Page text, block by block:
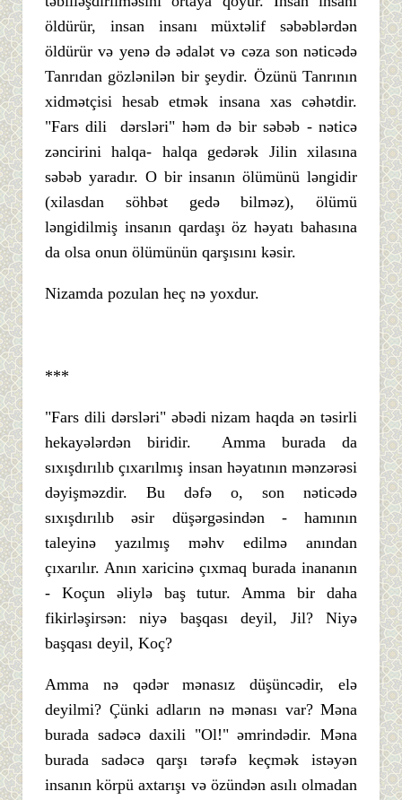
öldürür, insan insanı müxtəlif səbəblərdən
öldürür və yenə də ədalət və cəza son nəticədə
Tanrıdan gözlənilən bir şeydir. Özünü Tanrının
xidmətçisi hesab etmək insana xas cəhətdir.
"Fars dili dərsləri" həm də bir səbəb - nəticə
zəncirini halqa- halqa gedərək Jilin xilasına
səbəb yaradır. O bir insanın ölümünü ləngidir
(xilasdan söhbət gedə bilməz), ölümü
ləngidilmiş insanın qardaşı öz həyatı bahasına
da olsa onun ölümünün qarşısını kəsir.
Nizamda pozulan heç nə yoxdur.
***
"Fars dili dərsləri" əbədi nizam haqda ən təsirli
hekayələrdən biridir. Amma burada da
sıxışdırılıb çıxarılmış insan həyatının mənzərəsi
dəyişməzdir. Bu dəfə o, son nəticədə
sıxışdırılıb əsir düşərgəsindən - hamının
taleyinə yazılmış məhv edilmə anından
çıxarılır. Anın xaricinə çıxmaq burada inananın
- Koçun əliylə baş tutur. Amma bir daha
fikirləşirsən: niyə başqası deyil, Jil? Niyə
başqası deyil, Koç?
Amma nə qədər mənasız düşüncədir, elə
deyilmi? Çünki adların nə mənası var? Məna
burada sadəcə daxili "Ol!" əmrindədir. Məna
burada sadəcə qarşı tərəfə keçmək istəyən
insanın körpü axtarışı və özündən asılı olmadan